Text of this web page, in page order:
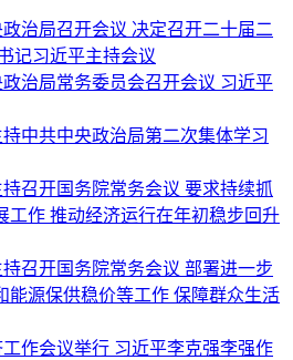
治局召开会议 决定召开二十届二
记习近平主持会议
治局常务委员会召开会议 习近平
中共中央政治局第二次集体学习
召开国务院常务会议 要求持续抓
工作 推动经济运行在年初稳步回升
召开国务院常务会议 部署进一步
能源保供稳价等工作 保障群众生活
作会议举行 习近平李克强李强作